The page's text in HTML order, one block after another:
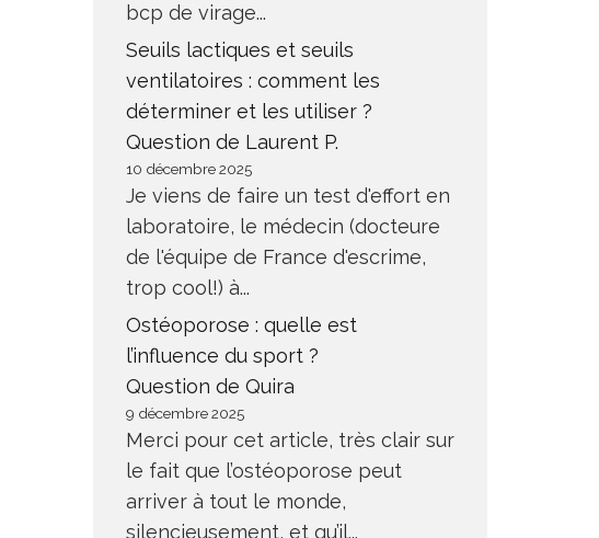
bcp de virage...
Seuils lactiques et seuils
ventilatoires : comment les
déterminer et les utiliser ?
Question de Laurent P.
10 décembre 2025
Je viens de faire un test d'effort en
laboratoire, le médecin (docteure
de l'équipe de France d'escrime,
trop cool!) à...
Ostéoporose : quelle est
l’influence du sport ?
Question de Quira
9 décembre 2025
Merci pour cet article, très clair sur
le fait que l’ostéoporose peut
arriver à tout le monde,
silencieusement, et qu’il...